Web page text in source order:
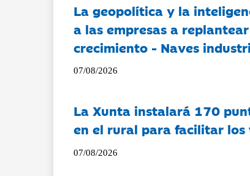
La geopolítica y la
a las empresas a
crecimiento - Naves
07/08/2026
La Xunta instalará 170
en el rural para facilitar los
07/08/2026